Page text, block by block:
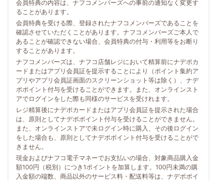
会員特典の内容は、ナフコメンバーズへの事前の通知なく変更す
ることがあります。
会員特典を受ける際、登録されたナフコメンバーズであることを
確認させていただくことがあります。ナフコメンバーズご本人で
あることが確認できない場合、会員特典の付与・利用等をお断り
することがあります。
ナフコメンバーズは、ナフコ店舗レジにおいて精算前にナデポカ
ードまたはアプリ会員証を提示することにより（ポイント集約ア
プリやアプリ会員証画面のスクリーンショット等は除く）、ナデ
ポポイント付与を受けることができます。また、オンラインスト
アでログインをした際も同様のサービスを受けれます。
レジ精算後にナデポカードまたはアプリ会員証を提示された場合
は、原則としてナデポポイント付与を受けることができません。
また、オンラインストアで未ログイン時に購入、その後ログイン
をした場合も、原則としてナデポポイント付与を受けることがで
きません。
現金およびナフコ電子マネーでお支払いの場合、対象商品購入金
額100円（税別）につき1ポイントを加算します。100円未満の購
入金額の端数、商品以外のサービス料・配送料等は、ナデポポイ